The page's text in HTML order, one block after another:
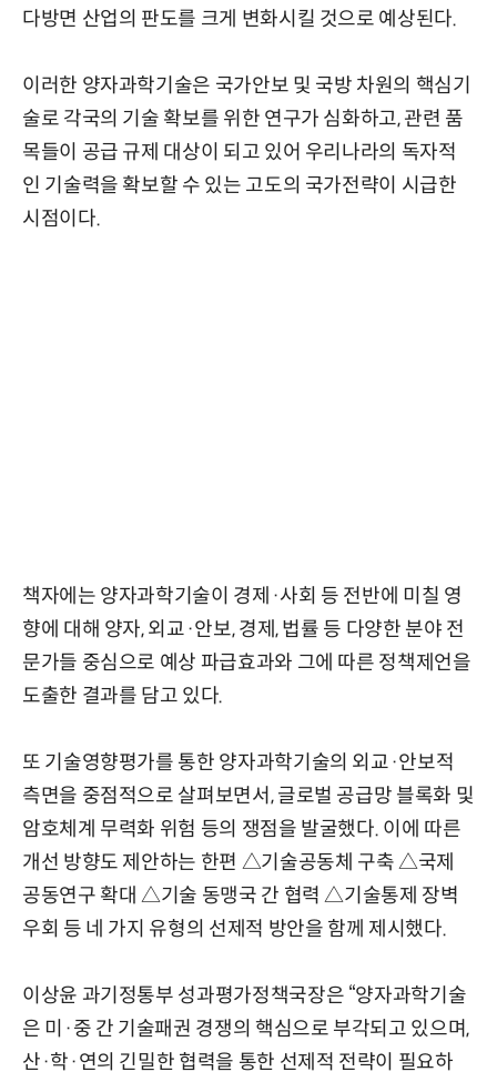
다방면 산업의 판도를 크게 변화시킬 것으로 예상된다.
이러한 양자과학기술은 국가안보 및 국방 차원의 핵심기
술로 각국의 기술 확보를 위한 연구가 심화하고, 관련 품
목들이 공급 규제 대상이 되고 있어 우리나라의 독자적
인 기술력을 확보할 수 있는 고도의 국가전략이 시급한
시점이다.
책자에는 양자과학기술이 경제·사회 등 전반에 미칠 영
향에 대해 양자, 외교·안보, 경제, 법률 등 다양한 분야 전
문가들 중심으로 예상 파급효과와 그에 따른 정책제언을
도출한 결과를 담고 있다.
또 기술영향평가를 통한 양자과학기술의 외교·안보적
측면을 중점적으로 살펴보면서, 글로벌 공급망 블록화 및
암호체계 무력화 위험 등의 쟁점을 발굴했다. 이에 따른
개선 방향도 제안하는 한편 △기술공동체 구축 △국제
공동연구 확대 △기술 동맹국 간 협력 △기술통제 장벽
우회 등 네 가지 유형의 선제적 방안을 함께 제시했다.
이상윤 과기정통부 성과평가정책국장은 “양자과학기술
은 미·중 간 기술패권 경쟁의 핵심으로 부각되고 있으며,
산·학·연의 긴밀한 협력을 통한 선제적 전략이 필요하